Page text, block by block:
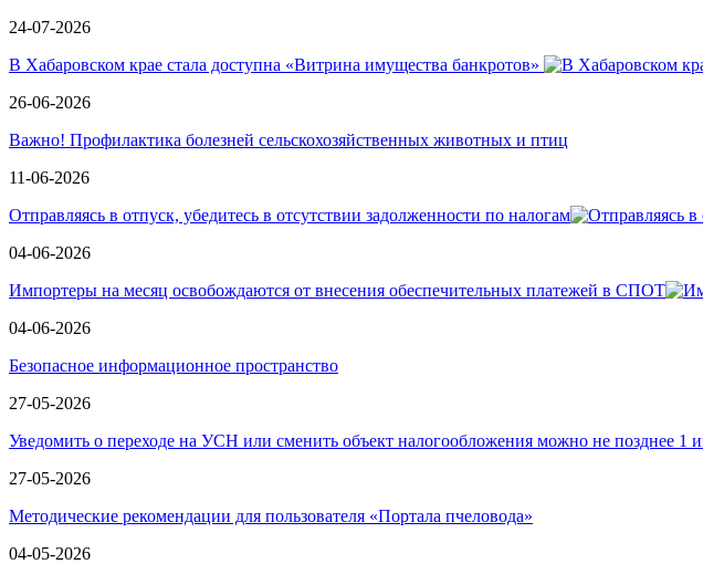
24-07-2026
В Хабаровском крае стала доступна «Витрина имущества банкротов»
26-06-2026
Важно! Профилактика болезней сельскохозяйственных животных и птиц
11-06-2026
Отправляясь в отпуск, убедитесь в отсутствии задолженности по налогам
04-06-2026
Импортеры на месяц освобождаются от внесения обеспечительных платежей в СПОТ
04-06-2026
Безопасное информационное пространство
27-05-2026
Уведомить о переходе на УСН или сменить объект налогообложения можно не позднее
27-05-2026
Методические рекомендации для пользователя «Портала пчеловода»
04-05-2026